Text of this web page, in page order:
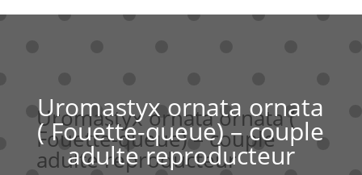
Uromastyx ornata ornata
( Fouette-queue) – couple
adulte reproducteur
Uromastyx ornata ornata (
Fouette-queue) – couple
adulte reproducteur